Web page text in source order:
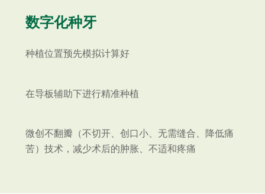
数字化种牙
种植位置预先模拟计算好
在导板辅助下进行精准种植
微创不翻瓣（不切开、创口小、无需缝合、降低痛
苦）技术，减少术后的肿胀、不适和疼痛